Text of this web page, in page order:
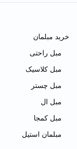
خرید مبلمان
مبل راحتی
مبل کلاسیک
مبل چستر
مبل ال
مبل کمجا
مبلمان استیل